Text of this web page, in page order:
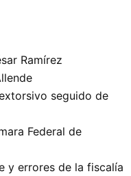
Ramírez
seguido de
Federal de
y errores de la fiscalía